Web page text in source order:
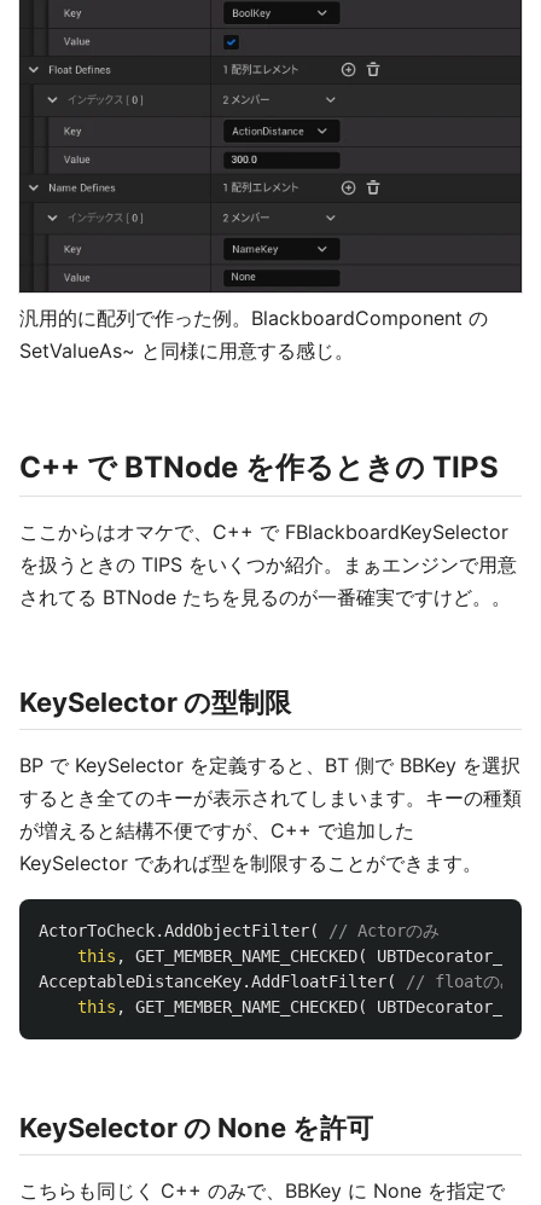
汎用的に配列で作った例。BlackboardComponent の
SetValueAs~ と同様に用意する感じ。
C++ で BTNode を作るときの TIPS
ここからはオマケで、C++ で FBlackboardKeySelector
を扱うときの TIPS をいくつか紹介。まぁエンジンで用意
されてる BTNode たちを見るのが一番確実ですけど。。
KeySelector の型制限
BP で KeySelector を定義すると、BT 側で BBKey を選択
するとき全てのキーが表示されてしまいます。キーの種類
が増えると結構不便ですが、C++ で追加した
KeySelector であれば型を制限することができます。
ActorToCheck.AddObjectFilter(
// Actorのみ
this , GET_MEMBER_NAME_CHECKED(
AcceptableDistanceKey.AddFloatFilter(
// floatのみ
this , GET_MEMBER_NAME_CHECKED(
KeySelector の None を許可
こちらも同じく C++ のみで、BBKey に None を指定で